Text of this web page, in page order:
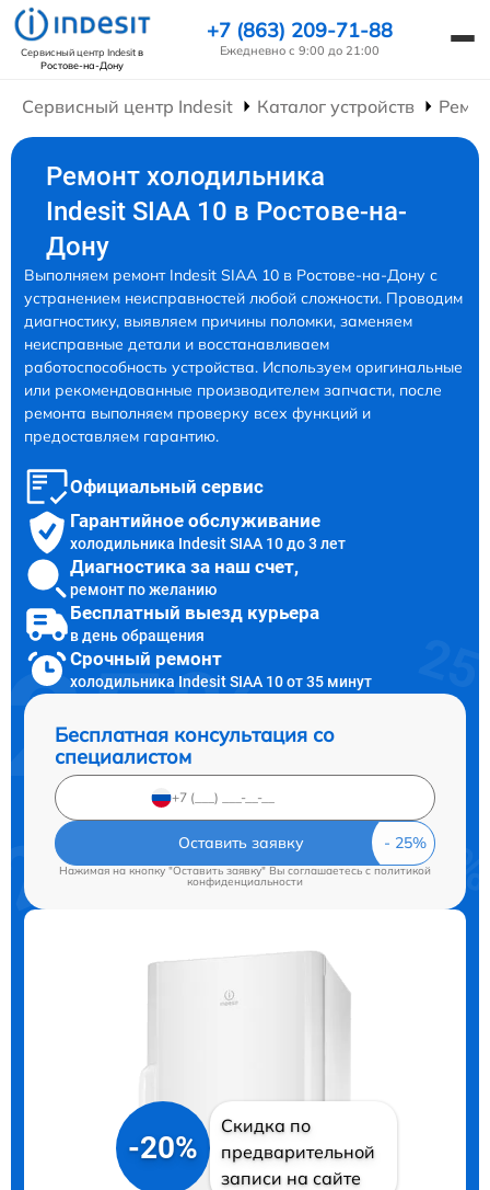
Сервисный центр Indesitв
Ростове-на-Дону
+7 (863) 209-71-88
Ежедневно с 9:00 до 21:00
Сервисный центр Indesit Каталог устройств
Ремонт холодильника
Indesit SIAA 10 в Ростове-на-
Дону
Выполняем ремонт Indesit SIAA 10 в Ростове-на-Дону с
устранением неисправностей любой сложности. Проводим
диагностику, выявляем причины поломки, заменяем
неисправные детали и восстанавливаем
работоспособность устройства. Используем оригинальные
или рекомендованные производителем запчасти, после
ремонта выполняем проверку всех функций и
предоставляем гарантию.
Официальный сервис
Гарантийное обслуживание
холодильника Indesit SIAA 10 до 3 лет
Диагностика за наш счет,
ремонт по желанию
Бесплатный выезд курьера
в день обращения
Срочный ремонт
холодильника Indesit SIAA 10 от 35 минут
Бесплатная консультация со
специалистом
Оставить заявку
Нажимая на кнопку "Оставить заявку" Вы соглашаетесь cполитикой
конфиденциальности
-20%
Скидка по
предварительной
записи на сайте